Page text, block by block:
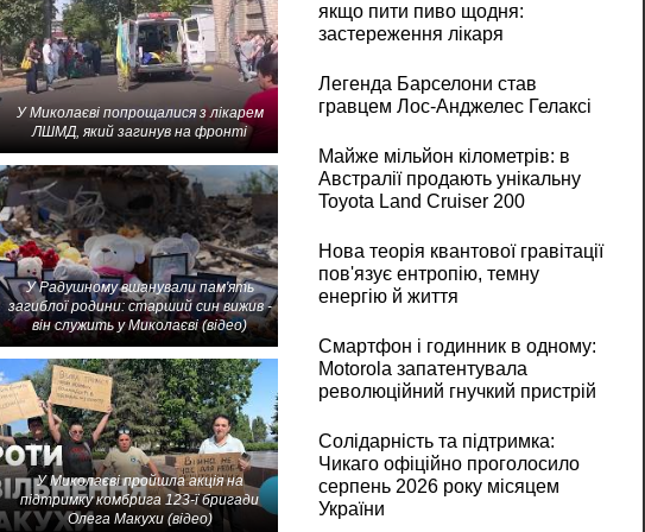
У Миколаєві попрощалися з лікарем
ЛШМД, який загинув на фронті
У Радушному вшанували пам'ять
загиблої родини: старший син вижив -
він служить у Миколаєві (відео)
У Миколаєві пройшла акція на
підтримку комбрига 123-ї бригади
Олега Макухи (відео)
якщо пити пиво щодня:
застереження лікаря
Легенда Барселони став
гравцем Лос-Анджелес Гелаксі
Майже мільйон кілометрів: в
Австралії продають унікальну
Toyota Land Cruiser 200
Нова теорія квантової гравітації
пов'язує ентропію, темну
енергію й життя
Смартфон і годинник в одному:
Motorola запатентувала
революційний гнучкий пристрій
Солідарність та підтримка:
Чикаго офіційно проголосило
серпень 2026 року місяцем
України